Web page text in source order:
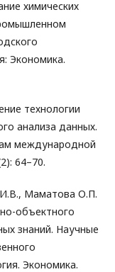
химических
Экономика.
технологии
анализа данных.
международной
64–70.
И.В., Маматова О.П.
объектного
знаний. Научные
Экономика.